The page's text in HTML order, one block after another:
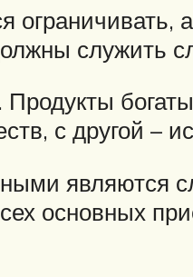
служить
с другой –
являются
основных